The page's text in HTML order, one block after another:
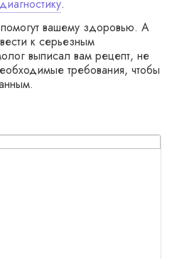
.
вашему здоровью. А
к серьезным
выписал вам рецепт, не
требования, чтобы